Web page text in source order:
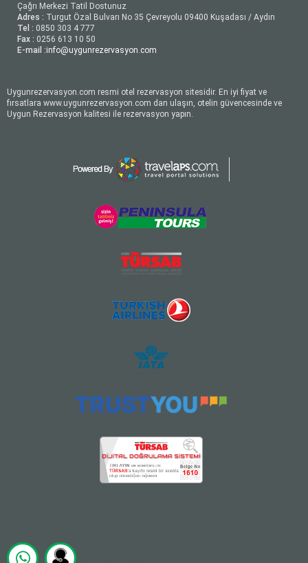
Çağrı Merkezi Tatil Dostunuz
Adres : Turgut Özal Bulvarı No 35 Çevreyolu 09400 Kuşadası / Aydın
Tel : 0850 303 4 777
Fax : 0256 613 10 50
E-mail :info@uygunrezervasyon.com
Uygunrezervasyon.com resmi otel rezervasyon sitesidir. En iyi fiyat ve
fırsatlara www.uygunrezervasyon.com dan ulaşın, otelin güvencesinde ve
Uygun Rezervasyon kalitesi ile rezervasyon yapın.